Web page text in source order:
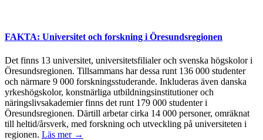
FAKTA: Universitet och forskning i Öresundsregionen
Det finns 13 universitet, universitetsfilialer och svenska högskolor i
Öresundsregionen. Tillsammans har dessa runt 136 000 studenter
och närmare 9 000 forskningsstuderande. Inkluderas även danska
yrkeshögskolor, konstnärliga utbildningsinstitutioner och
näringslivsakademier finns det runt 179 000 studenter i
Öresundsregionen. Därtill arbetar cirka 14 000 personer, omräknat
till heltid/årsverk, med forskning och utveckling på universiteten i
regionen. Läs mer →